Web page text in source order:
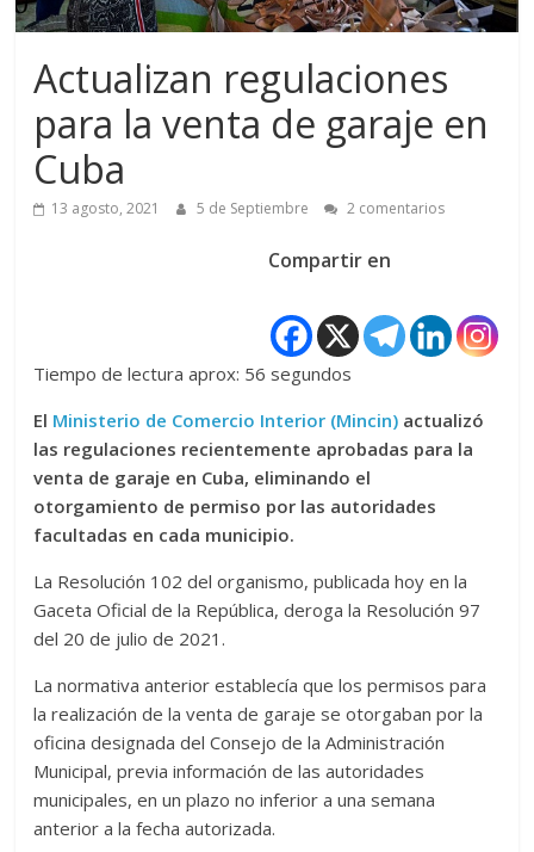
Actualizan regulaciones
para la venta de garaje en
Cuba
13 agosto, 2021 5 de Septiembre 2 comentarios
Compartir en
Tiempo de lectura aprox: 56 segundos
El Ministerio de Comercio Interior (Mincin) actualizó
las regulaciones recientemente aprobadas para la
venta de garaje en Cuba, eliminando el
otorgamiento de permiso por las autoridades
facultadas en cada municipio.
La Resolución 102 del organismo, publicada hoy en la
Gaceta Oficial de la República, deroga la Resolución 97
del 20 de julio de 2021.
La normativa anterior establecía que los permisos para
la realización de la venta de garaje se otorgaban por la
oficina designada del Consejo de la Administración
Municipal, previa información de las autoridades
municipales, en un plazo no inferior a una semana
anterior a la fecha autorizada.